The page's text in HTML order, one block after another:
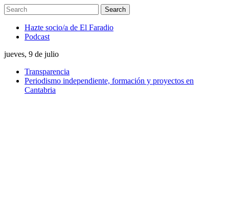
Hazte socio/a de El Faradio
Podcast
jueves, 9 de julio
Transparencia
Periodismo independiente, formación y proyectos en
Cantabria